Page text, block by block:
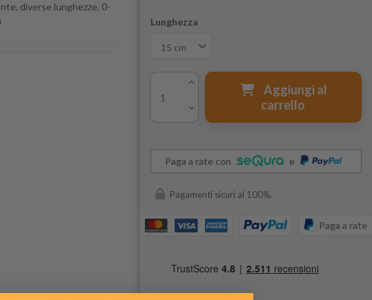
diverse lunghezze, 0-
Lunghezza
Aggiungi al
carrello
Paga a rate con e
Pagamenti sicuri al 100%.
Paga a rate